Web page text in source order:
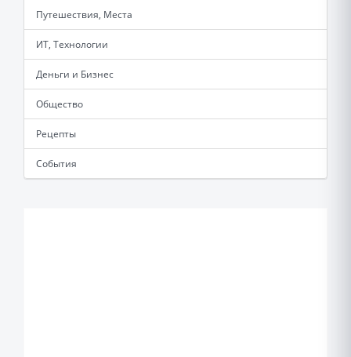
Путешествия, Места
ИТ, Технологии
Деньги и Бизнес
Общество
Рецепты
События